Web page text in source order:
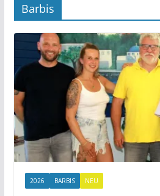
Barbis
2026 BARBIS NEU